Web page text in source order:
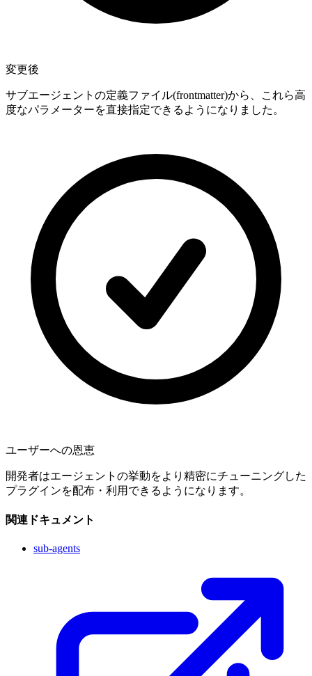
変更後
サブエージェントの定義ファイル(frontmatter)から、これら高
度なパラメーターを直接指定できるようになりました。
ユーザーへの恩恵
開発者はエージェントの挙動をより精密にチューニングした
プラグインを配布・利用できるようになります。
関連ドキュメント
sub-agents